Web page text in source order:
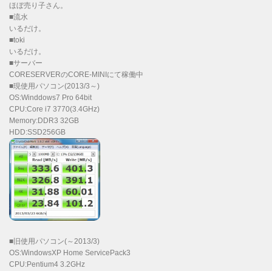
ほぼ売り子さん。
■流水
いるだけ。
■toki
いるだけ。
■サーバー
CORESERVERのCORE-MINIにて稼働中
■現使用パソコン(2013/3～)
OS:Winddows7 Pro 64bit
CPU:Core i7 3770(3.4GHz)
Memory:DDR3 32GB
HDD:SSD256GB
■旧使用パソコン(～2013/3)
OS:WindowsXP Home ServicePack3
CPU:Pentium4 3.2GHz